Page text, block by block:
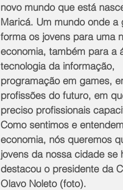
novo mundo que está
Maricá. Um mundo onde a
forma os jovens para uma
economia, também para a
tecnologia da informação,
programação em games,
profissões do futuro, em
preciso profissionais
Como sentimos e
economia, nós queremos
jovens da nossa cidade se
destacou o presidente da
Olavo Noleto (foto).